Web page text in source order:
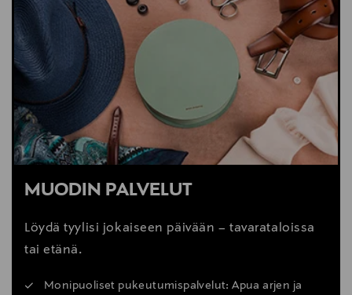
MUODIN PALVELUT
Löydä tyylisi jokaiseen päivään – tavarataloissa
tai etänä.
Monipuoliset pukeutumispalvelut: Apua arjen ja